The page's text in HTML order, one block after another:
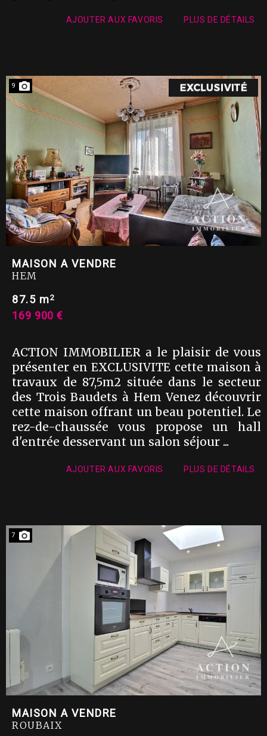
AJOUTER AUX FAVORIS PLUS DE DÉTAILS
9
MAISON A VENDRE
HEM
87.5 m2
169 900 €
ACTION IMMOBILIER a le plaisir de vous
présenter en EXCLUSIVITE cette maison à
travaux de 87,5m2 située dans le secteur
des Trois Baudets à Hem Venez découvrir
cette maison offrant un beau potentiel. Le
rez-de-chaussée vous propose un hall
d'entrée desservant un salon séjour ...
AJOUTER AUX FAVORIS PLUS DE DÉTAILS
7
MAISON A VENDRE
ROUBAIX